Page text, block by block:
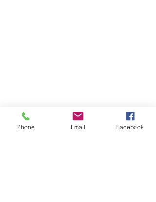
Phone Email Facebook